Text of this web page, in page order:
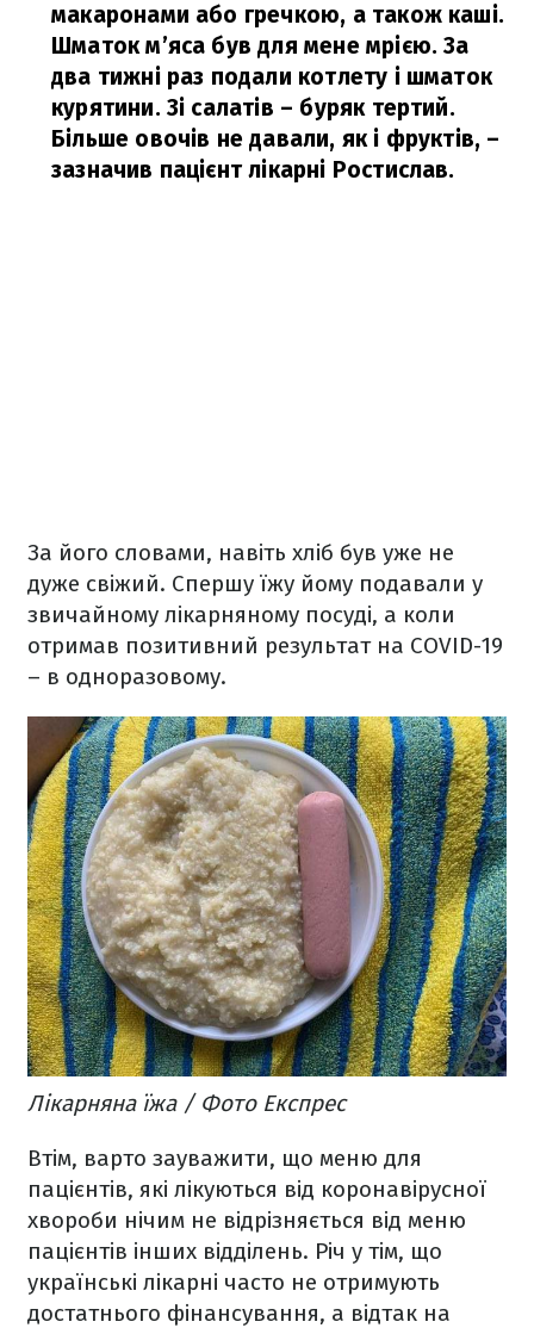
макаронами або гречкою, а також каші.
Шматок м’яса був для мене мрією. За
два тижні раз подали котлету і шматок
курятини. Зі салатів – буряк тертий.
Більше овочів не давали, як і фруктів, –
зазначив пацієнт лікарні Ростислав.
За його словами, навіть хліб був уже не
дуже свіжий. Спершу їжу йому подавали у
звичайному лікарняному посуді, а коли
отримав позитивний результат на COVID-19
– в одноразовому.
Лікарняна їжа / Фото Експрес
Втім, варто зауважити, що меню для
пацієнтів, які лікуються від коронавірусної
хвороби нічим не відрізняється від меню
пацієнтів інших відділень. Річ у тім, що
українські лікарні часто не отримують
достатнього фінансування, а відтак на